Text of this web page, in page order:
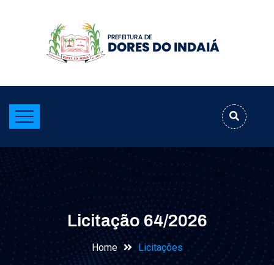
Licitação 64/2026
Home Licitações